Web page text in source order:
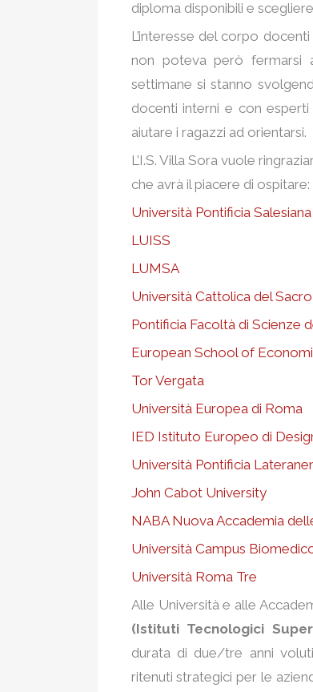
diploma disponibili e
L’interesse del corpo
non poteva però fermarsi
settimane si stanno
docenti interni e con
aiutare i ragazzi ad orientarsi.
L’I.S. Villa Sora vuole
che avrà il piacere di ospitare:
Università Pontificia Salesiana
LUISS
LUMSA
Università Cattolica del
Pontificia Facoltà di Scienze
European School of
Tor Vergata
Università Europea di Roma
IED Istituto Europeo di
Università Pontificia
John Cabot University
NABA Nuova Accademia
Università Campus
Università Roma Tre
Alle Università e alle
(Istituti Tecnologici
durata di due/tre anni
ritenuti strategici per le